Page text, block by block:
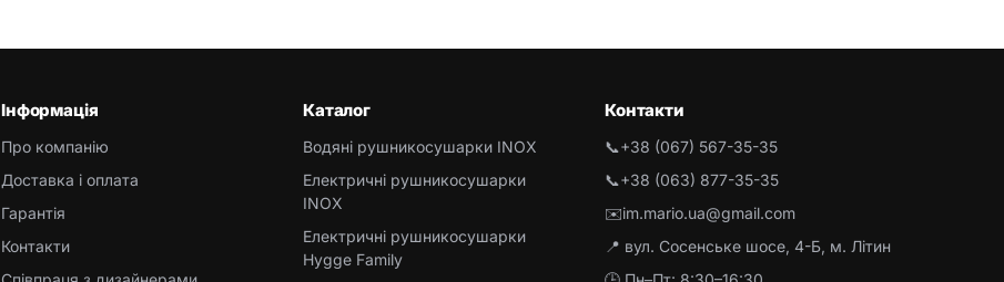
Інформація
Про компанію
Доставка і оплата
Гарантія
Контакти
Каталог
Водяні рушникосушарки INOX
Електричні рушникосушарки
INOX
Електричні рушникосушарки
Hygge Family
Контакти
📞+38 (067) 567-35-35
📞+38 (063) 877-35-35
✉️im.mario.ua@gmail.com
📍 вул. Сосенське шосе, 4-Б, м. Літин